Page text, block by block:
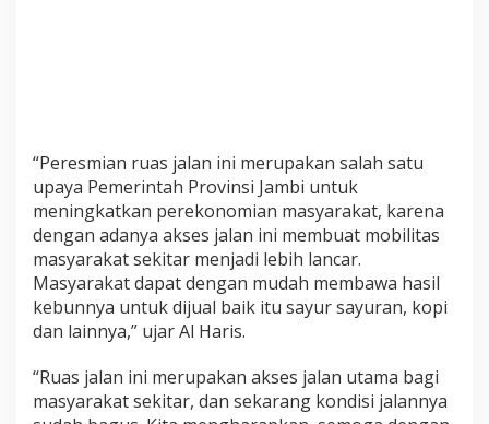
“Peresmian ruas jalan ini merupakan salah satu
upaya Pemerintah Provinsi Jambi untuk
meningkatkan perekonomian masyarakat, karena
dengan adanya akses jalan ini membuat mobilitas
masyarakat sekitar menjadi lebih lancar.
Masyarakat dapat dengan mudah membawa hasil
kebunnya untuk dijual baik itu sayur sayuran, kopi
dan lainnya,” ujar Al Haris.
“Ruas jalan ini merupakan akses jalan utama bagi
masyarakat sekitar, dan sekarang kondisi jalannya